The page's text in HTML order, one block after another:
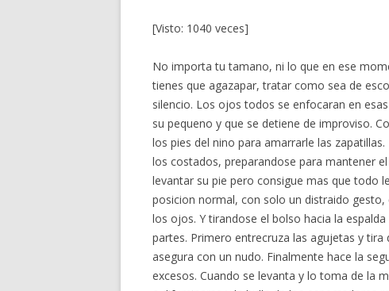
[Visto: 1040 veces]
No importa tu tamano, ni lo que en ese
tienes que agazapar, tratar como sea de
silencio. Los ojos todos se enfocaran en
su pequeno y que se detiene de improviso.
los pies del nino para amarrarle las
los costados, preparandose para mantener
levantar su pie pero consigue mas que todo
posicion normal, con solo un distraido
los ojos. Y tirandose el bolso hacia la
partes. Primero entrecruza las agujetas y
asegura con un nudo. Finalmente hace la
excesos. Cuando se levanta y lo toma de la